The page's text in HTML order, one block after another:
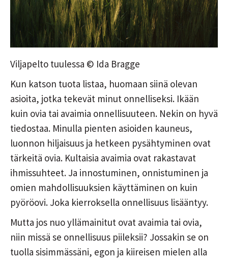
Viljapelto tuulessa © Ida Bragge
Kun katson tuota listaa, huomaan siinä olevan
asioita, jotka tekevät minut onnelliseksi. Ikään
kuin ovia tai avaimia onnellisuuteen. Nekin on hyvä
tiedostaa. Minulla pienten asioiden kauneus,
luonnon hiljaisuus ja hetkeen pysähtyminen ovat
tärkeitä ovia. Kultaisia avaimia ovat rakastavat
ihmissuhteet. Ja innostuminen, onnistuminen ja
omien mahdollisuuksien käyttäminen on kuin
pyöröovi. Joka kierroksella onnellisuus lisääntyy.
Mutta jos nuo yllämainitut ovat avaimia tai ovia,
niin missä se onnellisuus piileksii? Jossakin se on
tuolla sisimmässäni, egon ja kiireisen mielen alla